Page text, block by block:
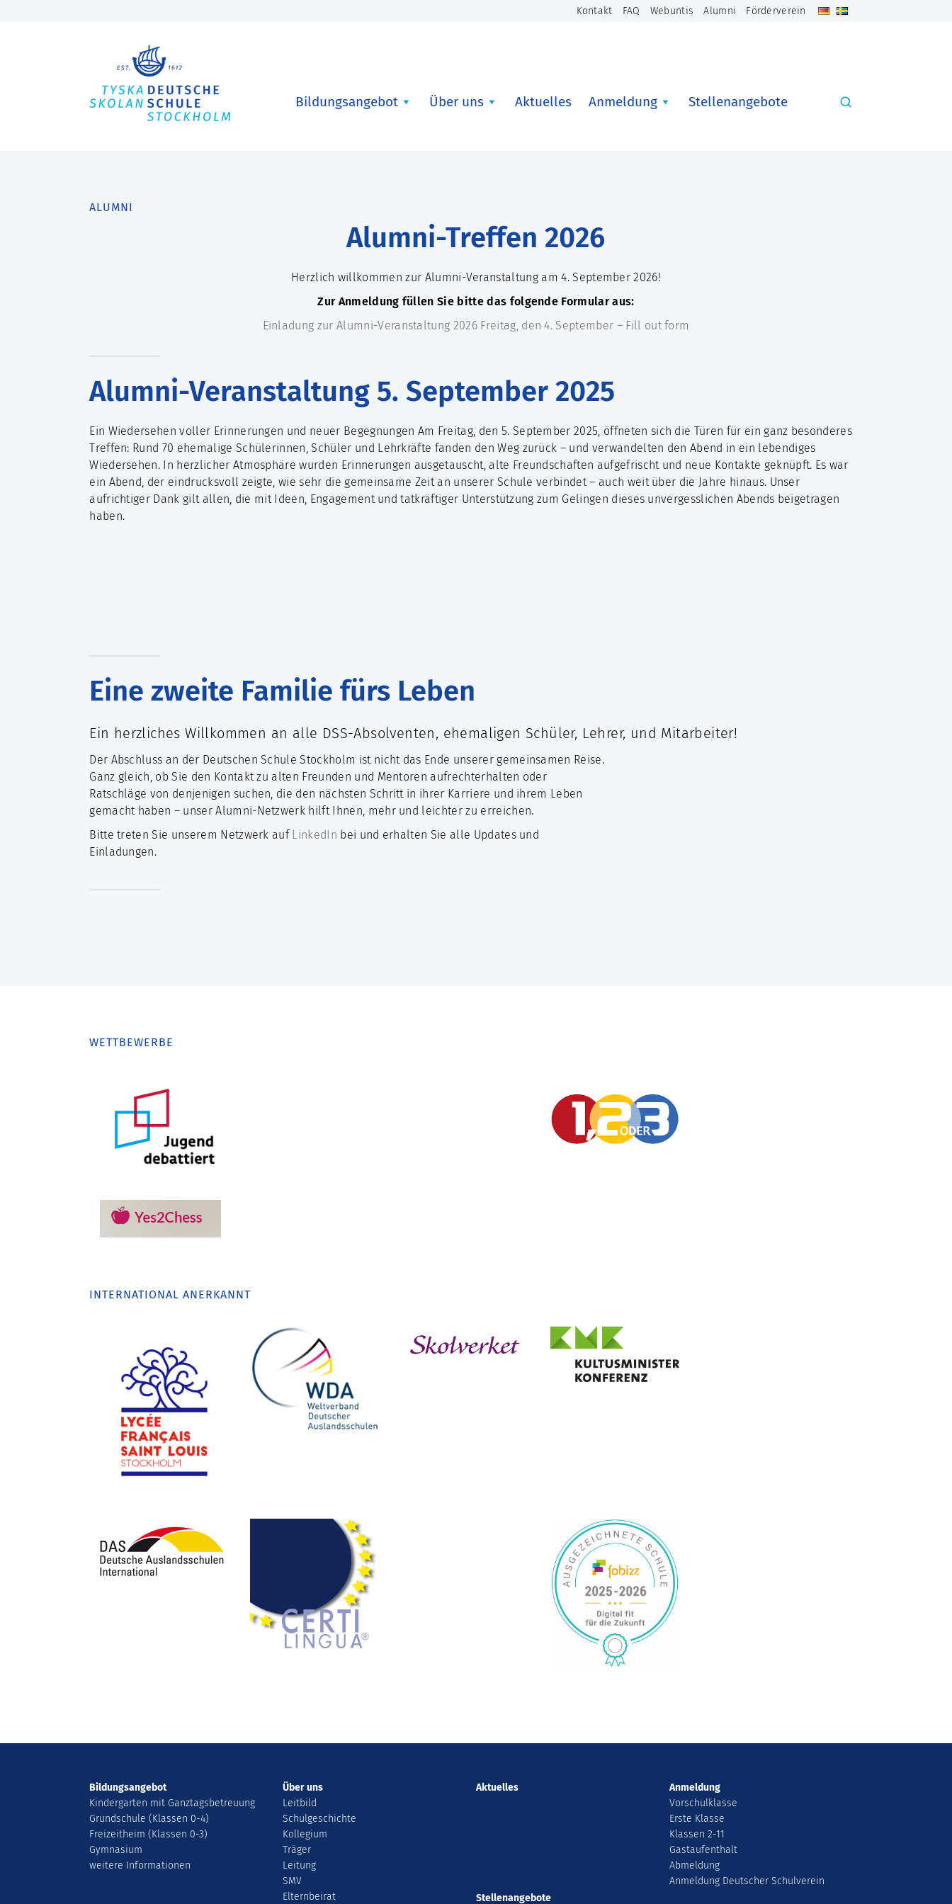
Kontakt FAQ Webuntis Alumni Förderverein
Bildungsangebot Über uns Aktuelles Anmeldung Stellenangebote
ALUMNI
Alumni-Treffen 2026
Herzlich willkommen zur Alumni-Veranstaltung am 4. September 2026!
Zur Anmeldung füllen Sie bitte das folgende Formular aus:
Einladung zur Alumni-Veranstaltung 2026 Freitag, den 4. September – Fill out form
Alumni-Veranstaltung 5. September 2025
Ein Wiedersehen voller Erinnerungen und neuer Begegnungen Am Freitag, den 5. September 2025, öffneten sich die Türen für ein ganz besonderes
Treffen: Rund 70 ehemalige Schülerinnen, Schüler und Lehrkräfte fanden den Weg zurück – und verwandelten den Abend in ein lebendiges
Wiedersehen. In herzlicher Atmosphäre wurden Erinnerungen ausgetauscht, alte Freundschaften aufgefrischt und neue Kontakte geknüpft. Es war
ein Abend, der eindrucksvoll zeigte, wie sehr die gemeinsame Zeit an unserer Schule verbindet – auch weit über die Jahre hinaus. Unser
aufrichtiger Dank gilt allen, die mit Ideen, Engagement und tatkräftiger Unterstützung zum Gelingen dieses unvergesslichen Abends beigetragen
haben.
Eine zweite Familie fürs Leben
Ein herzliches Willkommen an alle DSS-Absolventen, ehemaligen Schüler, Lehrer, und Mitarbeiter!
Der Abschluss an der Deutschen Schule Stockholm ist nicht das Ende unserer gemeinsamen Reise.
Ganz gleich, ob Sie den Kontakt zu alten Freunden und Mentoren aufrechterhalten oder
Ratschläge von denjenigen suchen, die den nächsten Schritt in ihrer Karriere und ihrem Leben
gemacht haben – unser Alumni-Netzwerk hilft Ihnen, mehr und leichter zu erreichen.
Bitte treten Sie unserem Netzwerk auf LinkedIn bei und erhalten Sie alle Updates und
Einladungen.
WETTBEWERBE
INTERNATIONAL ANERKANNT
Bildungsangebot
Kindergarten mit Ganztagsbetreuung
Grundschule (Klassen 0-4)
Freizeitheim (Klassen 0-3)
Gymnasium
weitere Informationen
Über uns
Leitbild
Schulgeschichte
Kollegium
Träger
Leitung
SMV
Elternbeirat
Aktuelles
Anmeldung
Vorschulklasse
Erste Klasse
Klassen 2-11
Gastaufenthalt
Abmeldung
Anmeldung Deutscher Schulverein
Stellenangebote